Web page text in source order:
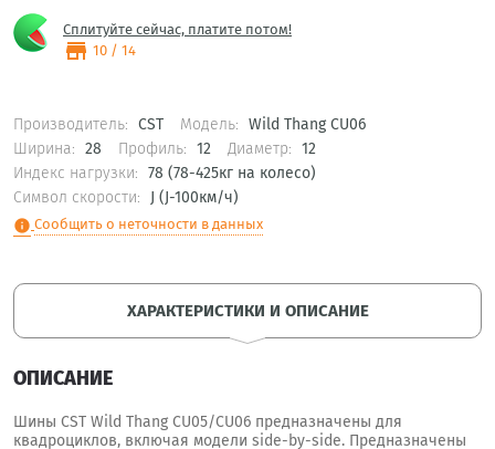
Сплитуйте сейчас, платите потом!
store 10 / 14
Производитель: CST Модель: Wild Thang CU06
Ширина: 28 Профиль: 12 Диаметр: 12
Индекс нагрузки: 78 (78-425кг на колесо)
Символ скорости:
J (J-100км/ч)
info Сообщить о неточности в данных
ХАРАКТЕРИСТИКИ И ОПИСАНИЕ
ОПИСАНИЕ
Шины CST Wild Thang CU05/CU06 предназначены для
квадроциклов, включая модели side-by-side. Предназначены